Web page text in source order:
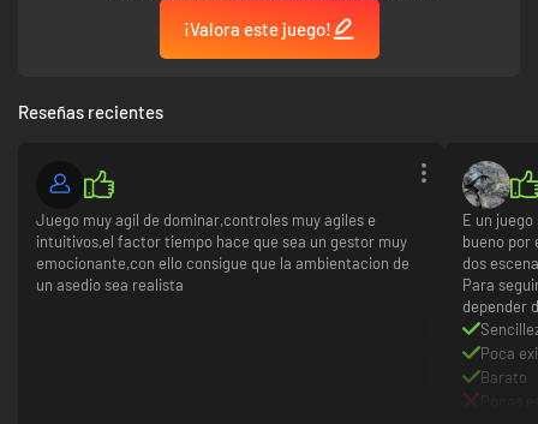
Abandona la seguridad del bastión por la noche para explorar la ciudad
saqueada, buscar valiosos recursos y ayudar a los supervivientes... o
aprovecharte de ellos. Ten cuidado, el enemigo patrulla las calles. La
hasta el amanecer. Desbloquea caminos a nuevos distritos, recluta a
nuevos civiles y vuelve antes de que la luz del día te delate.
Los refuerzos están en camino, pero tardarán semanas en llegar. En un
asedio como este, cualquier dilema puede crear una reacción en cadena
y pronto tendrás que tomar difíciles decisiones morales. El destino de tus
¡Valora este juego!
Reseñas recientes
Juego muy agil de dominar,controles muy agiles e
intuitivos,el factor tiempo hace que sea un gestor muy
emocionante,con ello consigue que la ambientacion de
un asedio sea realista
E un
bueno por
dos
Para
depender
Poca
Barato